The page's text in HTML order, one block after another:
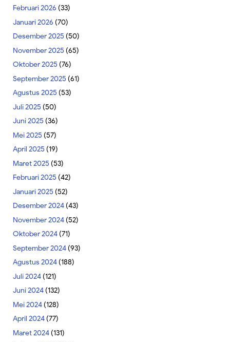
Februari 2026 (33)
Januari 2026 (70)
Desember 2025 (50)
November 2025 (65)
Oktober 2025 (76)
September 2025 (61)
Agustus 2025 (53)
Juli 2025 (50)
Juni 2025 (36)
Mei 2025 (57)
April 2025 (19)
Maret 2025 (53)
Februari 2025 (42)
Januari 2025 (52)
Desember 2024(43)
November 2024(52)
Oktober 2024(71)
September 2024(93)
Agustus 2024(188)
Juli 2024(121)
Juni 2024(132)
Mei 2024(128)
April 2024(77)
Maret 2024(131)